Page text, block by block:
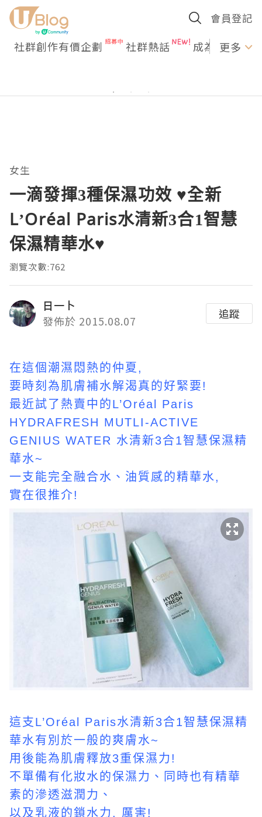
會員登記
社群創作有價企劃 社群熱話 成為U更多
女生
一滴發揮3種保濕功效 ♥全新
L’Oréal Paris水清新3合1智慧
保濕精華水♥
瀏覽次數:762
日一卜
發佈於 2015.08.07
追蹤
在這個潮濕悶熱的仲夏,
要時刻為肌膚補水解渴真的好緊要!
最近試了熱賣中的L’Oréal Paris
HYDRAFRESH MUTLI-ACTIVE
GENIUS WATER 水清新3合1智慧保濕精
華水~
一支能完全融合水、油質感的精華水,
實在很推介!
這支L’Oréal Paris水清新3合1智慧保濕精
華水有別於一般的爽膚水~
用後能為肌膚釋放3重保濕力!
不單備有化妝水的保濕力、同時也有精華
素的滲透滋潤力、
以及乳液的鎖水力, 厲害!